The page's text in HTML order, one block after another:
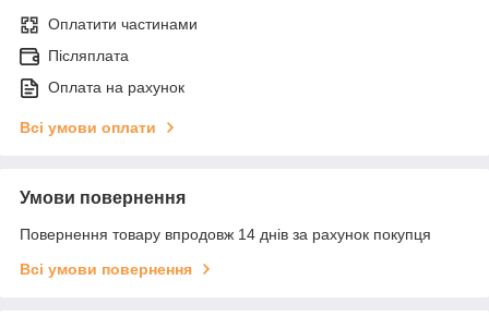
Оплатити частинами
Післяплата
Оплата на рахунок
Всі умови оплати
Умови повернення
Повернення товару впродовж 14 днів за рахунок покупця
Всі умови повернення